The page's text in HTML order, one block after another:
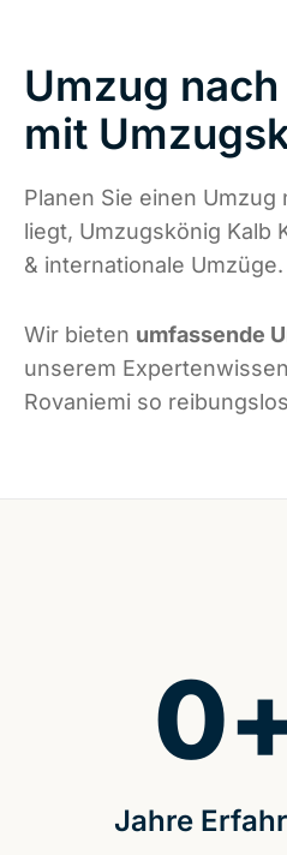
Umzug
mit
Planen Sie einen Umzug
liegt, Umzugskönig Kalb
& internationale Umzüge.
Wir bieten umfassende
unserem
Rovaniemi so
Jahre
0